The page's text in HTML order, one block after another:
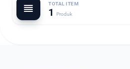
TOTAL ITEM
1 Produk